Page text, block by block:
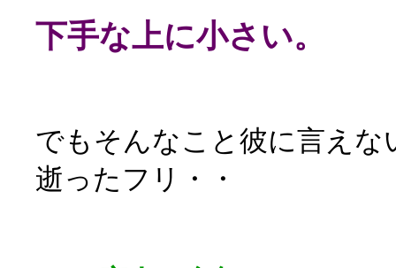
下手な上に小さい。
でもそんなこと彼に言えな
逝ったフリ・・